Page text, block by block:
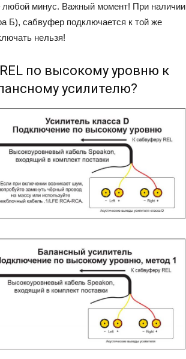
минус. Важный момент! При наличии
Б), сабвуфер подключается к той же
нельзя!
по высокому уровню к
усилителю?